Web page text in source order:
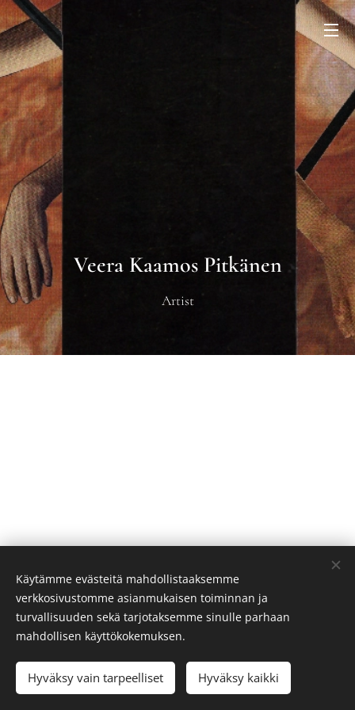
Veera Kaamos Pitkänen
Artist
Copyright, Veera Kaamos Pitkänen. Unauthorized use of my images,
text or any aspect of my creative work is forbidden. This includes
training or for other uses of AI.
LuotuWebnodella Evästeet
Käytämme evästeitä mahdollistaaksemme
verkkosivustomme asianmukaisen toiminnan ja
turvallisuuden sekä tarjotaksemme sinulle parhaan
mahdollisen käyttökokemuksen.
Hyväksy vain tarpeelliset Hyväksy kaikki